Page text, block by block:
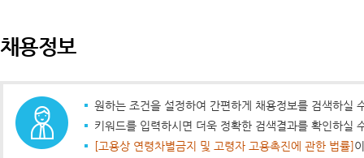
채용정보
원하는 조건을 설정하여 간편하게 채용정보를 검색하실
키워드를 입력하시면 더욱 정확한 검색결과를 확인하실
[고용상 연령차별금지 및 고령자 고용촉진에 관한 법률]